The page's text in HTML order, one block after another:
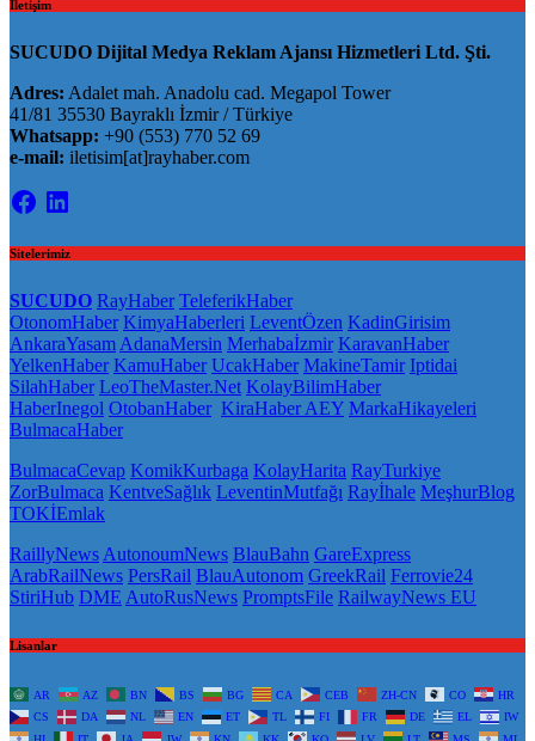
İletişim
SUCUDO Dijital Medya Reklam Ajansı Hizmetleri Ltd. Şti.
Adres: Adalet mah. Anadolu cad. Megapol Tower
41/81 35530 Bayraklı İzmir / Türkiye
Whatsapp: +90 (553) 770 52 69
e-mail: iletisim[at]rayhaber.com
FacebookLinkedIn
Sitelerimiz
SUCUDO RayHaber TeleferikHaber
OtonomHaber KimyaHaberleri LeventÖzen KadinGirisim
AnkaraYasam AdanaMersin Merhabaİzmir KaravanHaber
YelkenHaber KamuHaber UcakHaber MakineTamir Iptidai
SilahHaber LeoTheMaster.Net KolayBilimHaber
HaberInegol OtobanHaber KiraHaberAEY MarkaHikayeleri
BulmacaHaber
BulmacaCevap KomikKurbaga KolayHarita RayTurkiye
ZorBulmaca KentveSağlık LeventinMutfağı Rayİhale MeşhurBlog
TOKİEmlak
RaillyNews AutonoumNews BlauBahn GareExpress
ArabRailNews PersRail BlauAutonom GreekRail Ferrovie24
StiriHub DME AutoRusNews PromptsFile RailwayNews EU
Lisanlar
AR AZ BN BS BG CA CEB ZH-CN CO
HR
CS
DA NL EN ET TL FI FR DE EL
IW